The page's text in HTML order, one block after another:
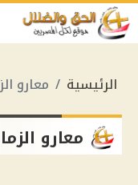
الرئيسية معارو
معارو